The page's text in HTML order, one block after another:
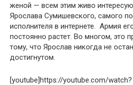
женой — всем этим живо
Ярослава Сумишевского, самого
исполнителя в интернете. Армия
постоянно растет. Во многом, это
тому, что Ярослав никогда не
достигнутом.
[youtube]https://youtube.com/watch?